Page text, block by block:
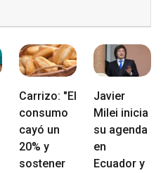
Carrizo: "El
consumo
cayó un
20% y
sostener
Javier
Milei inicia
su agenda
en
Ecuador y